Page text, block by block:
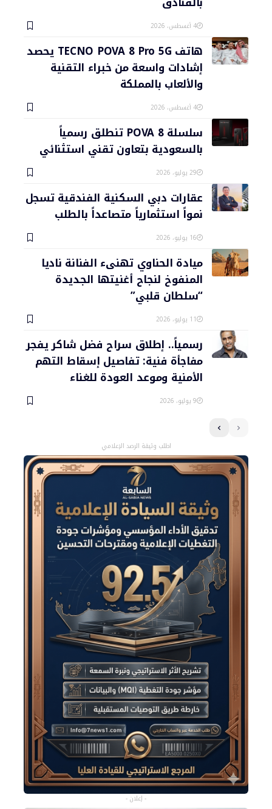
4 أغسطس، 2026
هاتف TECNO POVA 8 Pro 5G يحصد
إشادات واسعة من خبراء التقنية
والألعاب بالمملكة
4 أغسطس، 2026
سلسلة POVA 8 تنطلق رسمياً
بالسعودية بتعاون تقني استثنائي
29 يوليو، 2026
عقارات دبي السكنية الفندقية تسجل
نمواً استثمارياً متصاعداً بالطلب
16 يوليو، 2026
ميادة الحناوي تهنىء الفنانة ناديا
المنفوخ لنجاح أغنيتها الجديدة
“سلطان قلبي”
11 يوليو، 2026
رسمياً.. إطلاق سراح فضل شاكر يفجر
مفاجأة فنية: تفاصيل إسقاط التهم
الأمنية وموعد العودة للغناء
9 يوليو، 2026
اطلب وثيقة الرصد الإعلامي
- إعلان -